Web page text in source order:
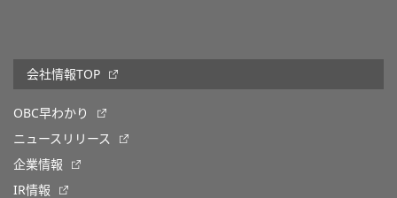
会社情報TOP
OBC早わかり
ニュースリリース
企業情報
IR情報